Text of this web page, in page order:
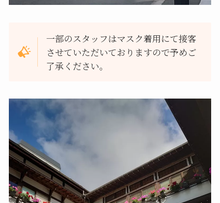
一部のスタッフはマスク着用にて接客
させていただいておりますので予めご
了承ください。